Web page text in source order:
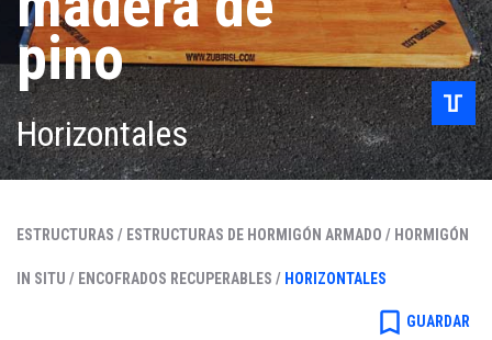
pino
Horizontales
ESTRUCTURAS / ESTRUCTURAS DE HORMIGÓN ARMADO / HORMIGÓN
IN SITU / ENCOFRADOS RECUPERABLES / HORIZONTALES
bookmark_border GUARDAR